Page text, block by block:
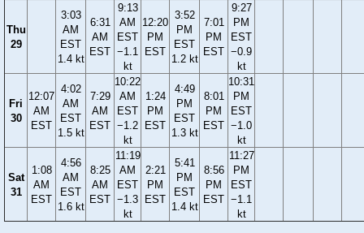
Thu
29
3:03
AM
EST
1.4 kt
6:31
AM
EST
9:13
AM
EST
−1.1
kt
12:20
PM
EST
3:52
PM
EST
1.2 kt
7:01
PM
EST
9:27
PM
EST
−0.9
kt
Fri
30
12:07
AM
EST
4:02
AM
EST
1.5 kt
7:29
AM
EST
10:22
AM
EST
−1.2
kt
1:24
PM
EST
4:49
PM
EST
1.3 kt
8:01
PM
EST
10:31
PM
EST
−1.0
kt
Sat
31
1:08
AM
EST
4:56
AM
EST
1.6 kt
8:25
AM
EST
11:19
AM
EST
−1.3
kt
2:21
PM
EST
5:41
PM
EST
1.4 kt
8:56
PM
EST
11:27
PM
EST
−1.1
kt